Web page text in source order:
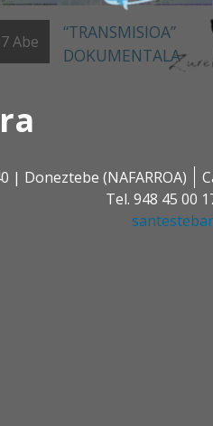
| Doneztebe (NAFARROA)
Tel. 948 45 00
Abe
“TRANSMISIOA”
DOKUMENTALA